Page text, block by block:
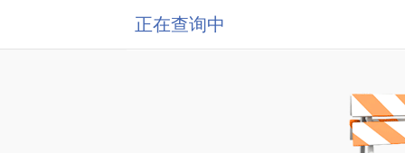
正在查询中